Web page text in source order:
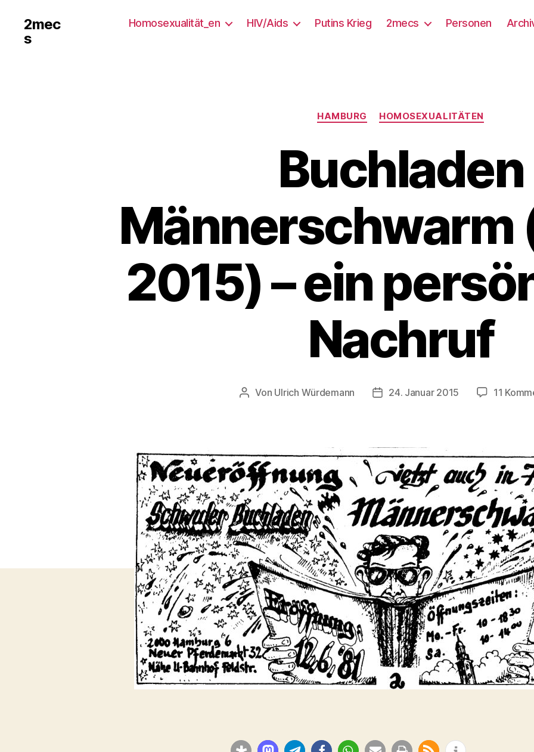
2mec
s
Homosexualität_en HIV/Aids Putins Krieg 2mecs Personen
Kategorien
HAMBURG HOMOSEXUALITÄTEN
Buchladen
Männerschwarm
2015) – ein
Nachruf
Beitragsautor
Von Ulrich Würdemann Beitragsdatum
24. Januar 2015 11